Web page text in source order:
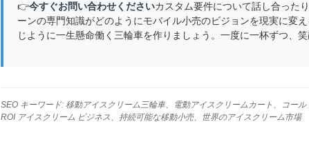
👉今すぐお問い合わせくださいカスタム要件について話し合った
ーンの専門知識がどのようにモバイル小売のビジョンを現実に変
じように一生懸命働く三輪車を作りましょう。一度に一杯ずつ、
SEO キーワード: 移動アイスクリーム三輪車、電動アイスクリームカート、コー
ROI アイスクリーム ビジネス、持続可能な移動小売、世界のアイスクリーム市場